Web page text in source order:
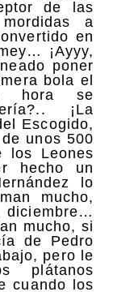
de las
a
en
¡Ayyy,
poner
bola el
hora se
¡La
Escogido,
unos 500
los Leones
hecho un
lo
mucho,
mucho, si
de Pedro
pero le
plátanos
cuando los